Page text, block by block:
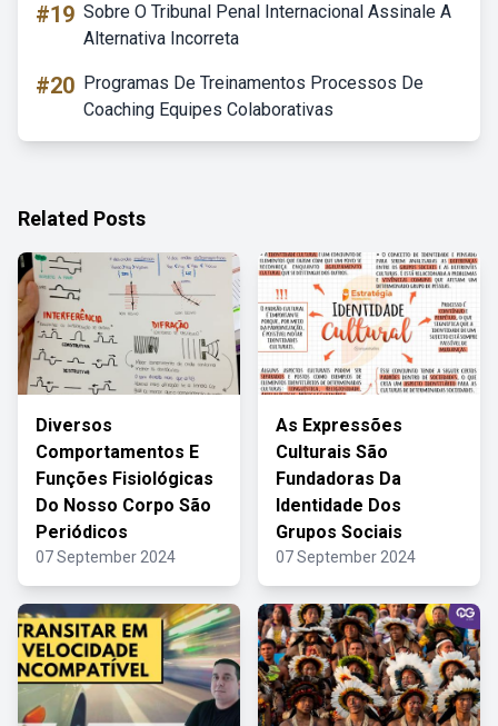
#19 Sobre O Tribunal Penal Internacional Assinale A
Alternativa Incorreta
#20 Programas De Treinamentos Processos De
Coaching Equipes Colaborativas
Related Posts
Diversos
Comportamentos E
Funções Fisiológicas
Do Nosso Corpo São
Periódicos
07 September 2024
As Expressões
Culturais São
Fundadoras Da
Identidade Dos
Grupos Sociais
07 September 2024